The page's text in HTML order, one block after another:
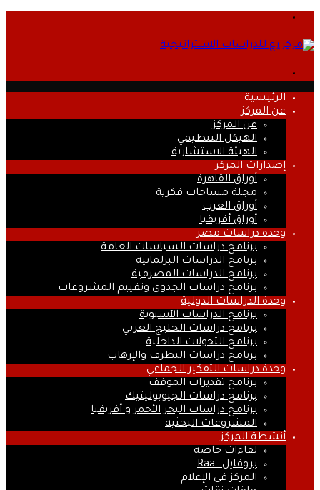
الرئيسية
عن المركز
عن المركز
الهيكل التنظيمي
الهيئة الاستشارية
إصدارات المركز
أوراق القاهرة
مجلة مساحات فكرية
أوراق العرب
أوراق أفريقيا
وحدة دراسات مصر
برنامج دراسات السياسات العامة
برنامج الدراسات البرلمانية
برنامج الدراسات المصرفية
برنامج دراسات الجدوى وتقييم المشروعات
وحدة الدراسات الدولية
برنامج الدراسات الآسيوية
برنامج دراسات الخليج العربي
برنامج التحولات الداخلية
برنامج دراسات التطرف والإرهاب
وحدة دراسات التفكير الجماعي
برنامج تقديرات الموقف
برنامج دراسات الجيوبوليتيك
برنامج دراسات البحر الأحمر و أفريقيا
المشروعات البحثية
أنشطة المركز
لقاءات خاصة
بروفايل ـ Raa
المركز في الإعلام